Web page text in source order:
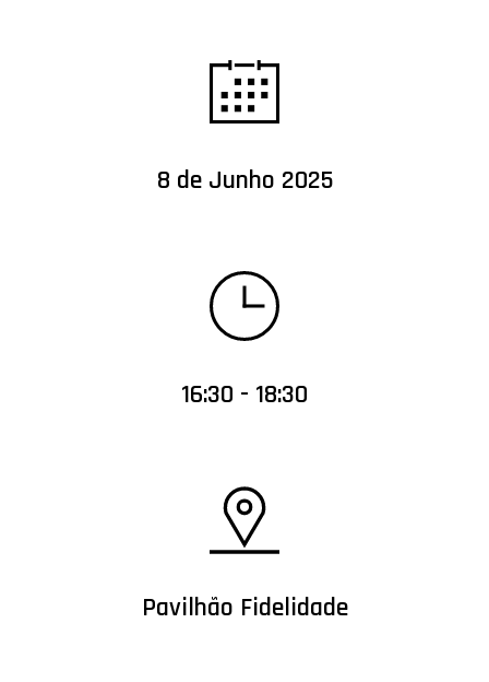
8 de Junho 2025
16:30 - 18:30
Pavilhão Fidelidade